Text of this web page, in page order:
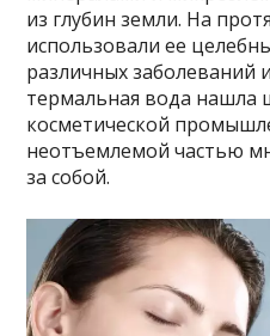
из глубин земли. На
использовали ее
различных заболеваний
термальная вода нашла
косметической
неотъемлемой частью
за собой.